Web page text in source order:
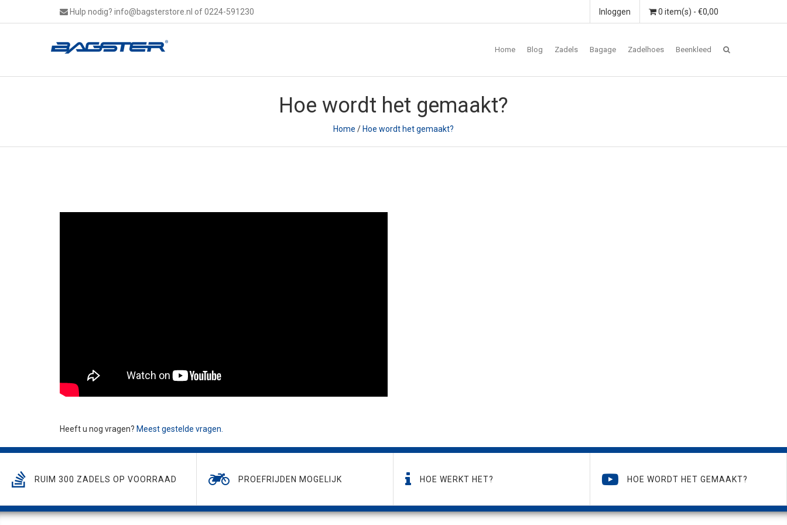
Hulp nodig? info@bagsterstore.nl of 0224-591230 0 item(s) - €0,00
Inloggen
Home Blog Zadels Bagage Zadelhoes Beenkleed
Hoe wordt het gemaakt?
Home /Hoe wordt het gemaakt?
Heeft u nog vragen? Meest gestelde vragen.
RUIM 300 ZADELS OP VOORRAAD PROEFRIJDEN MOGELIJK HOE WERKT HET? HOE WORDT HET GEMAAKT?